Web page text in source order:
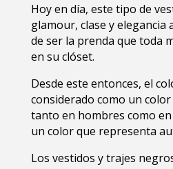
Hoy en día, este tipo de
glamour, clase y elegancia
de ser la prenda que toda
en su clóset.
Desde este entonces, el
considerado como un
tanto en hombres como
un color que representa
Los vestidos y trajes